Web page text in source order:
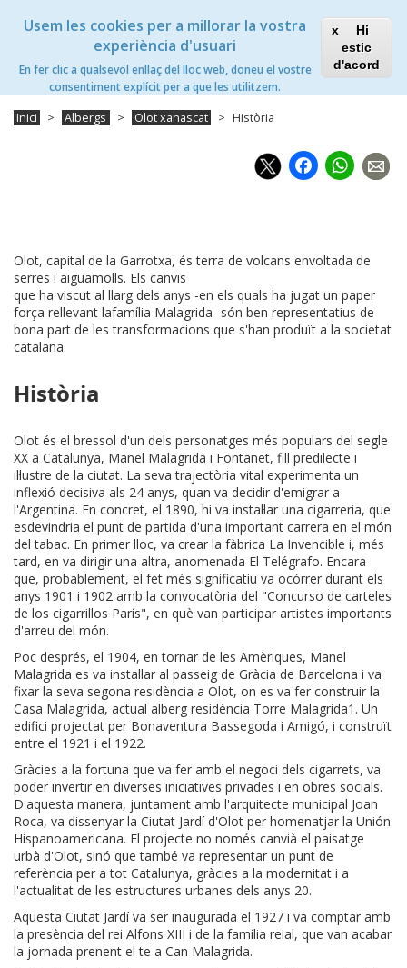
Usem les cookies per a millorar la vostra
experiència d'usuari
En fer clic a qualsevol enllaç del lloc web, doneu el vostre
consentiment explícit per a que les utilitzem.
Hi
estic
d'acord
Toggle
Xanascat
Toggle
navigation
Olot Xanascat
Inici Albergs Olot xanascat Història
Olot, capital de la Garrotxa, és terra de volcans envoltada de
serres i aiguamolls. Els canvis
que ha viscut al llarg dels anys -en els quals ha jugat un paper
força rellevant lafamília Malagrida- són ben representatius de
bona part de les transformacions que s'han produït a la societat
catalana.
Història
Olot és el bressol d'un dels personatges més populars del segle
XX a Catalunya, Manel Malagrida i Fontanet, fill predilecte i
il·lustre de la ciutat. La seva trajectòria vital experimenta un
inflexió decisiva als 24 anys, quan va decidir d'emigrar a
l'Argentina. En concret, el 1890, hi va instal·lar una cigarreria, que
esdevindria el punt de partida d'una important carrera en el món
del tabac. En primer lloc, va crear la fàbrica La Invencible i, més
tard, en va dirigir una altra, anomenada El Telégrafo. Encara
que, probablement, el fet més significatiu va ocórrer durant els
anys 1901 i 1902 amb la convocatòria del "Concurso de carteles
de los cigarrillos París", en què van participar artistes importants
d'arreu del món.
Poc després, el 1904, en tornar de les Amèriques, Manel
Malagrida es va instal·lar al passeig de Gràcia de Barcelona i va
fixar la seva segona residència a Olot, on es va fer construir la
Casa Malagrida, actual alberg residència Torre Malagrida1. Un
edifici projectat per Bonaventura Bassegoda i Amigó, i construït
entre el 1921 i el 1922.
Gràcies a la fortuna que va fer amb el negoci dels cigarrets, va
poder invertir en diverses iniciatives privades i en obres socials.
D'aquesta manera, juntament amb l'arquitecte municipal Joan
Roca, va dissenyar la Ciutat Jardí d'Olot per homenatjar la Unión
Hispanoamericana. El projecte no només canvià el paisatge
urbà d'Olot, sinó que també va representar un punt de
referència per a tot Catalunya, gràcies a la modernitat i a
l'actualitat de les estructures urbanes dels anys 20.
Aquesta Ciutat Jardí va ser inaugurada el 1927 i va comptar amb
la presència del rei Alfons XIII i de la família reial, que van acabar
la jornada prenent el te a Can Malagrida.